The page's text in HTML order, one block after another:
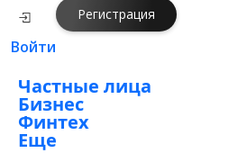
Войти
Регистрация
Частные лица
Бизнес
Финтех
Еще